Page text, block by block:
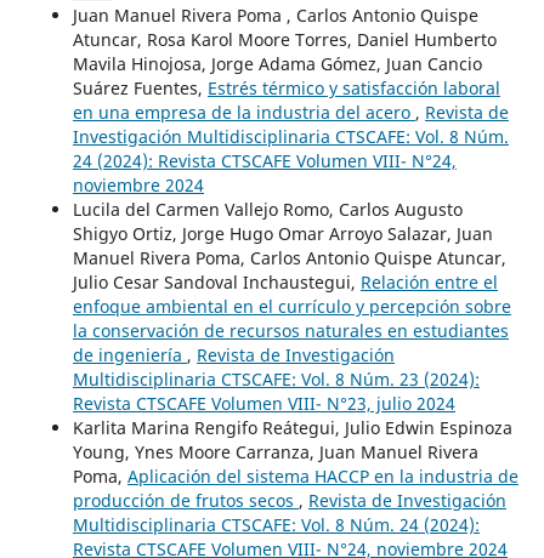
Juan Manuel Rivera Poma , Carlos Antonio Quispe
Atuncar, Rosa Karol Moore Torres, Daniel Humberto
Mavila Hinojosa, Jorge Adama Gómez, Juan Cancio
Suárez Fuentes, Estrés térmico y satisfacción laboral
en una empresa de la industria del acero , Revista de
Investigación Multidisciplinaria CTSCAFE: Vol. 8 Núm.
24 (2024): Revista CTSCAFE Volumen VIII- N°24,
noviembre 2024
Lucila del Carmen Vallejo Romo, Carlos Augusto
Shigyo Ortiz, Jorge Hugo Omar Arroyo Salazar, Juan
Manuel Rivera Poma, Carlos Antonio Quispe Atuncar,
Julio Cesar Sandoval Inchaustegui, Relación entre el
enfoque ambiental en el currículo y percepción sobre
la conservación de recursos naturales en estudiantes
de ingeniería , Revista de Investigación
Multidisciplinaria CTSCAFE: Vol. 8 Núm. 23 (2024):
Revista CTSCAFE Volumen VIII- N°23, julio 2024
Karlita Marina Rengifo Reátegui, Julio Edwin Espinoza
Young, Ynes Moore Carranza, Juan Manuel Rivera
Poma, Aplicación del sistema HACCP en la industria de
producción de frutos secos , Revista de Investigación
Multidisciplinaria CTSCAFE: Vol. 8 Núm. 24 (2024):
Revista CTSCAFE Volumen VIII- N°24, noviembre 2024